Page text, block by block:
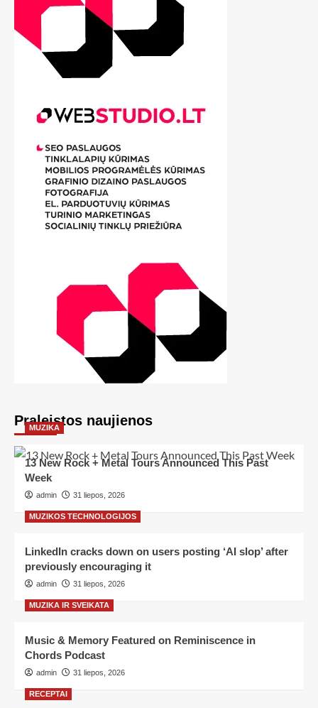
Praleistos naujienos
MUZIKA
13 New Rock + Metal Tours Announced This Past
Week
admin 31 liepos, 2026
MUZIKOS TECHNOLOGIJOS
LinkedIn cracks down on users posting ‘AI slop’ after
previously encouraging it
admin 31 liepos, 2026
MUZIKA IR SVEIKATA
Music & Memory Featured on Reminiscence in
Chords Podcast
admin 31 liepos, 2026
RECEPTAI